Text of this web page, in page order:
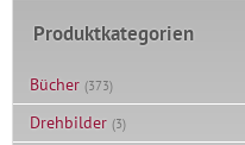
Produktkategorien
Bücher (373)
Drehbilder (3)